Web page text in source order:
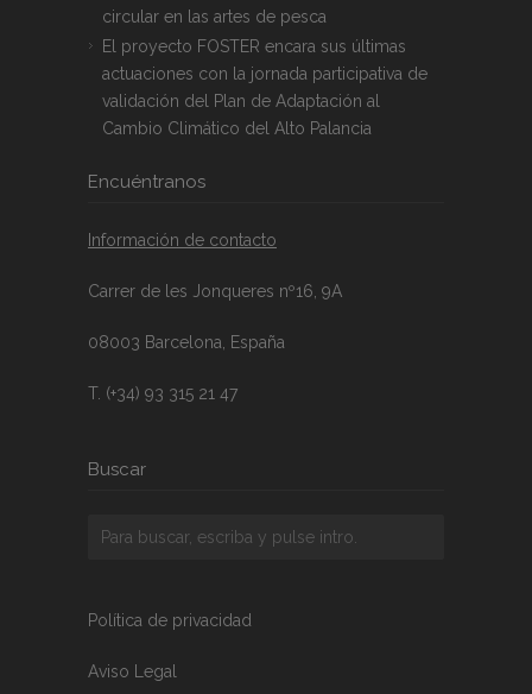
circular en las artes de pesca
El proyecto FOSTER encara sus últimas
actuaciones con la jornada participativa de
validación del Plan de Adaptación al
Cambio Climático del Alto Palancia
Encuéntranos
Información de contacto
Carrer de les Jonqueres nº16, 9A
08003 Barcelona, España
T. (+34) 93 315 21 47
Buscar
Política de privacidad
Aviso Legal